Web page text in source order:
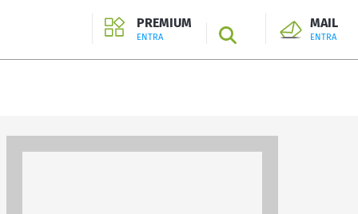
PREMIUM
ENTRA SEARCH
MAIL
ENTRA